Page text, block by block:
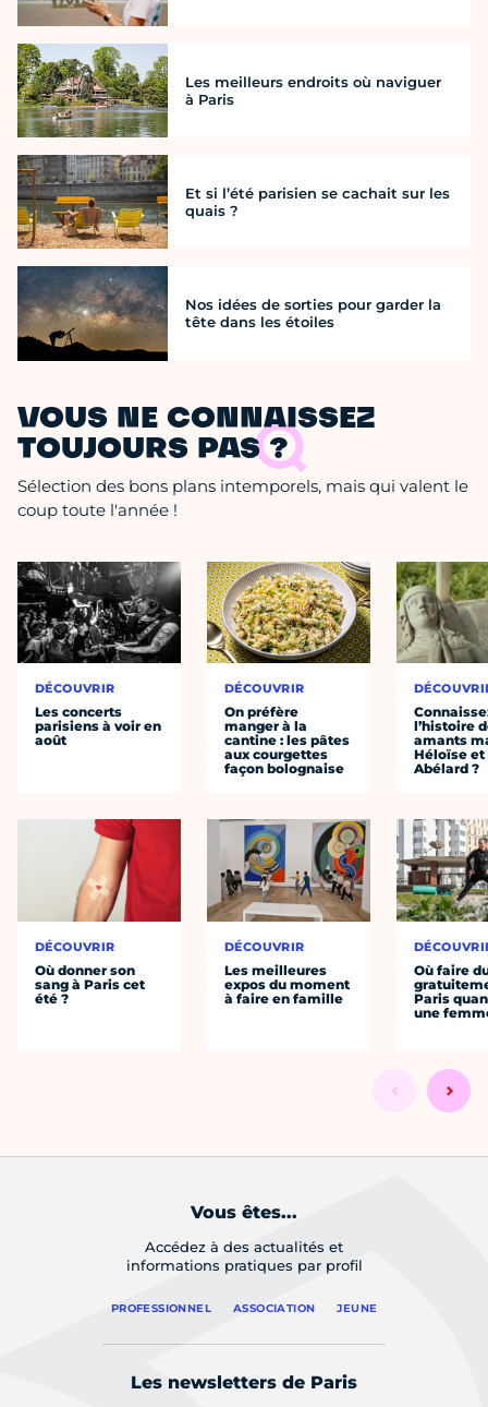
Les meilleurs endroits où naviguer
à Paris
Et si l’été parisien se cachait sur les
quais ?
Nos idées de sorties pour garder la
tête dans les étoiles
VOUS NE CONNAISSEZ
TOUJOURS PAS ?
Sélection des bons plans intemporels, mais qui valent le
coup toute l'année !
DÉCOUVRIR
Les concerts
parisiens à voir en
août
DÉCOUVRIR
Où donner son
sang à Paris cet
été ?
DÉCOUVRIR
On préfère
manger à la
cantine : les pâtes
aux courgettes
façon bolognaise
DÉCOUVRIR
Les meilleures
expos du moment
à faire en famille
l’histoire
amants
Héloïse et
Abélard ?
Où faire
Paris
une
Vous êtes...
Accédez à des actualités et
informations pratiques par profil
PROFESSIONNEL ASSOCIATION JEUNE
Les newsletters de Paris